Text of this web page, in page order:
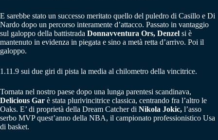
E sarebbe stato un successo meritato quello del puledro di Casillo e Di
Nardo dopo un percorso interamente d’attacco. Passato in vantaggio
sul galoppo della battistrada Donnavventura Ors, Denzel si è
mantenuto in evidenza in piegata e sino a metà retta d’arrivo. Poi il
galoppo.
1.11.9 sui due giri di pista la media al chilometro della vincitrice.
Tornata nel nostro paese dopo una lunga parentesi scandinava,
Delicious Gar è stata plurivincitrice classica, centrando fra l’altro le
Oaks. E’ di proprietà della Dream Catcher di Nikola Jokic, l’asso
serbo MVP quest’anno della NBA, il campionato professionistico Usa
di basket.